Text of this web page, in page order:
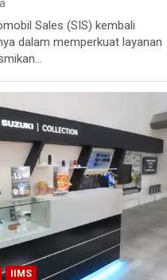
Sales (SIS) kembali
dalam memperkuat layanan
IIMS